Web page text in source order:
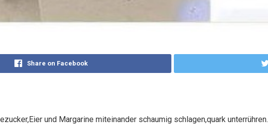
Share on Facebook
und Margarine miteinander schaumig schlagen,quark unterrühren.